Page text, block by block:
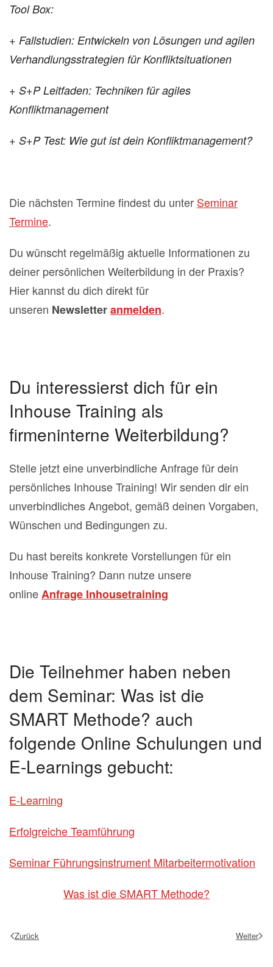
Tool Box:
+ Fallstudien: Entwickeln von Lösungen und agilen
Verhandlungsstrategien für Konfliktsituationen
+ S+P Leitfaden: Techniken für agiles
Konfliktmanagement
+ S+P Test: Wie gut ist dein Konfliktmanagement?
Die nächsten Termine findest du unter Seminar
Termine.
Du wünscht regelmäßig aktuelle Informationen zu
deiner persönlichen Weiterbildung in der Praxis?
Hier kannst du dich direkt für
unseren Newsletteranmelden.
Du interessierst dich für ein
Inhouse Training als
firmeninterne Weiterbildung?
Stelle jetzt eine unverbindliche Anfrage für dein
persönliches Inhouse Training! Wir senden dir ein
unverbindliches Angebot, gemäß deinen Vorgaben,
Wünschen und Bedingungen zu.
Du hast bereits konkrete Vorstellungen für ein
Inhouse Training? Dann nutze unsere
onlineAnfrage Inhousetraining
Die Teilnehmer haben neben
dem Seminar: Was ist die
SMART Methode? auch
folgende Online Schulungen und
E-Learnings gebucht:
E-Learning
Erfolgreiche Teamführung
Seminar Führungsinstrument Mitarbeitermotivation
Was ist die SMART Methode?
Zurück Weiter